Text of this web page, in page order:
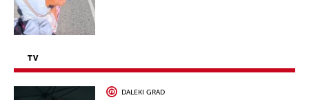
TV
DALEKI GRAD